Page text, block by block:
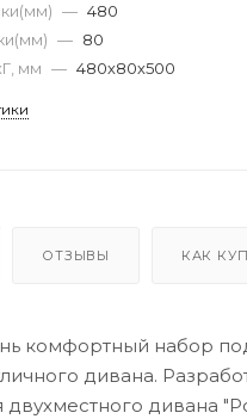
— 480
— 80
мм — 480х80х500
ОТЗЫВЫ КАК
комфортный набор
дивана.
двухместного дивана